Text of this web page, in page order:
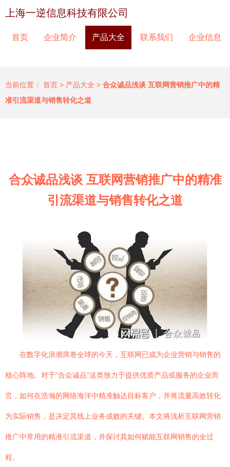
上海一逆信息科技有限公司
首页 企业简介 产品大全 联系我们 企业信息
当前位置： 首页 > 产品大全 > 合众诚品浅谈 互联网营销推广中的精
准引流渠道与销售转化之道
合众诚品浅谈 互联网营销推广中的精准
引流渠道与销售转化之道
在数字化浪潮席卷全球的今天，互联网已成为企业营销与销售的
核心阵地。对于“合众诚品”这类致力于提供优质产品或服务的企业而
言，如何在浩瀚的网络海洋中精准触达目标客户，并将流量高效转化
为实际销售，是决定其线上业务成败的关键。本文将浅析互联网营销
推广中常用的精准引流渠道，并探讨其如何赋能互联网销售的全过
程。